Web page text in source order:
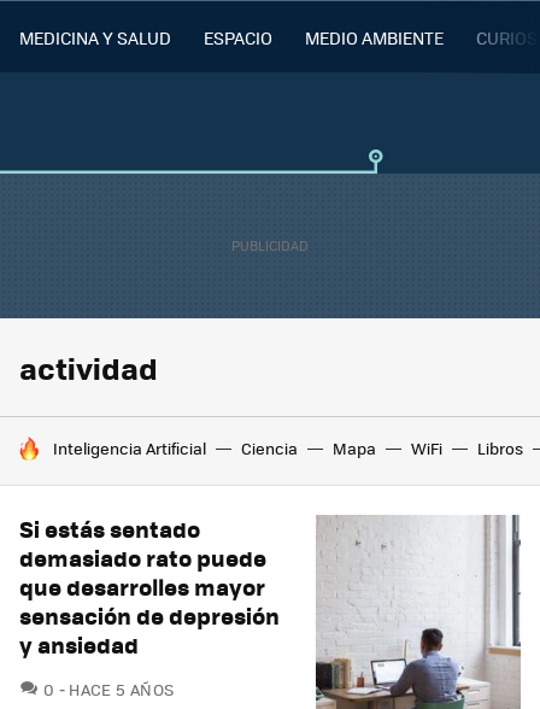
MEDICINA Y SALUD ESPACIO MEDIO AMBIENTE
actividad
HOY SE HABLA DE
Inteligencia Artificial Ciencia Mapa WiFi Libros
Si estás sentado
demasiado rato puede
que desarrolles mayor
sensación de depresión
y ansiedad
0 COMENTARIOS
HACE 5 AÑOS